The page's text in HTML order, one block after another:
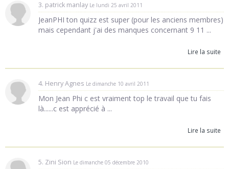
3. patrick manlay Le lundi 25 avril 2011
JeanPHI ton quizz est super (pour les anciens membres)
mais cependant j'ai des manques concernant 9 11 ...
Lire la suite
4. Henry Agnes Le dimanche 10 avril 2011
Mon Jean Phi c est vraiment top le travail que tu fais
là......c est apprécié à ...
Lire la suite
5. Zini Sion Le dimanche 05 décembre 2010